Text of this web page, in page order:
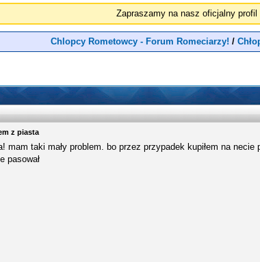
Zapraszamy na nasz oficjalny
Chlopcy Rometowcy - Forum Romeciarzy! /
z piasta
mam taki mały problem. bo przez przypadek kupiłem na
pasował